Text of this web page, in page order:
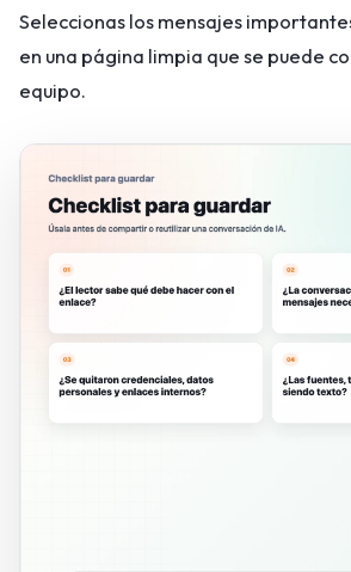
Seleccionas los mensajes
en una página limpia que se puede
equipo.